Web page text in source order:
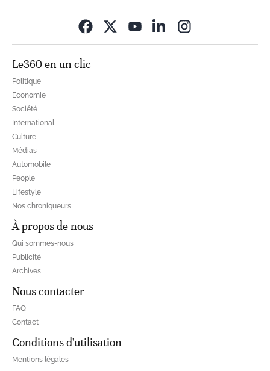
Le360 en un clic
Politique
Economie
Société
International
Culture
Médias
Automobile
People
Lifestyle
Nos chroniqueurs
À propos de nous
Qui sommes-nous
Publicité
Archives
Nous contacter
FAQ
Contact
Conditions d'utilisation
Mentions légales